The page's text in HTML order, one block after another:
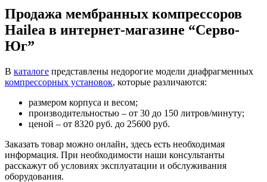
Продажа мембранных компрессоров
Hailea в интернет-магазине “Серво-
Юг”
В каталоге представлены недорогие модели диафрагменных
компрессорных установок, которые различаются:
размером корпуса и весом;
производительностью – от 30 до 150 литров/минуту;
ценой – от 8320 руб. до 25600 руб.
Заказать товар можно онлайн, здесь есть необходимая
информация. При необходимости наши консультанты
расскажут об условиях эксплуатации и обслуживания
оборудования.